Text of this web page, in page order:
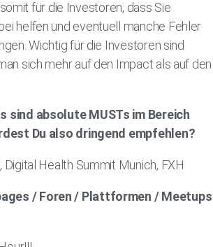
für die Investoren, dass Sie
helfen und eventuell manche Fehler
Wichtig für die Investoren sind
sich mehr auf den Impact als auf den
sind absolute MUSTs im Bereich
Du also dringend empfehlen?
Digital Health Summit Munich, FXH
/ Foren / Plattformen / Meetups